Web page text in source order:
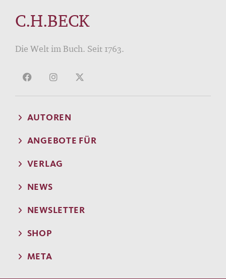
C.H.BECK
Die Welt im Buch. Seit 1763.
AUTOREN
ANGEBOTE FÜR
VERLAG
NEWS
NEWSLETTER
SHOP
META